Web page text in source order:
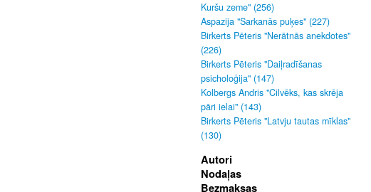
Kuršu zeme" (256)
Aspazija "Sarkanās puķes" (227)
Birkerts Pēteris "Nerātnās anekdotes"
(226)
Birkerts Pēteris "Daiļradīšanas
psicholoģija" (147)
Kolbergs Andris "Cilvēks, kas skrēja
pāri ielai" (143)
Birkerts Pēteris "Latvju tautas mīklas"
(130)
Autori
Nodaļas
Bezmaksas